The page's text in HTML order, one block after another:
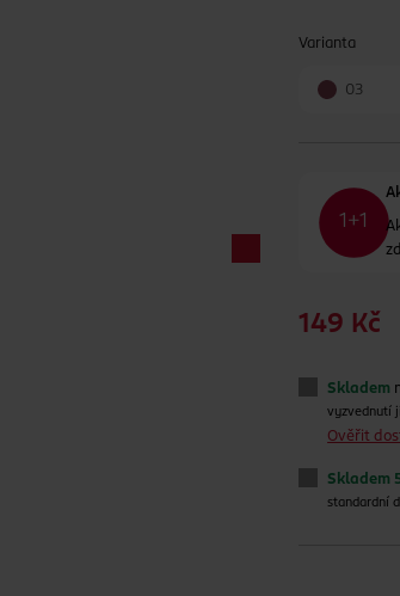
Varianta
03
149 Kč
Skladem
vyzvednutí
Ověřit
Skladem
standardní